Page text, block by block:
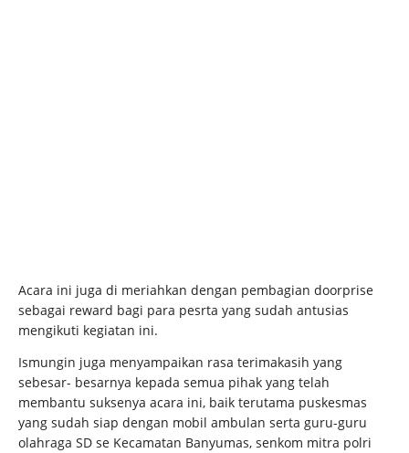
Acara ini juga di meriahkan dengan pembagian doorprise
sebagai reward bagi para pesrta yang sudah antusias
mengikuti kegiatan ini.
Ismungin juga menyampaikan rasa terimakasih yang
sebesar- besarnya kepada semua pihak yang telah
membantu suksenya acara ini, baik terutama puskesmas
yang sudah siap dengan mobil ambulan serta guru-guru
olahraga SD se Kecamatan Banyumas, senkom mitra polri